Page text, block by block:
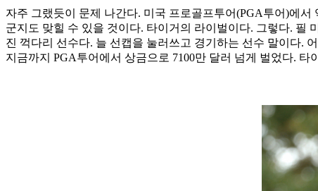
자주 그랬듯이 문제 나간다. 미국 프로골프투어(PGA투어)에
군지도 맞힐 수 있을 것이다. 타이거의 라이벌이다. 그렇다. 필
진 꺽다리 선수다. 늘 선캡을 눌러쓰고 경기하는 선수 말이다.
지금까지 PGA투어에서 상금으로 7100만 달러 넘게 벌었다.